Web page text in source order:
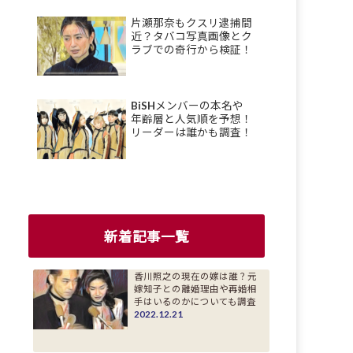
片瀬那奈もクスリ逮捕間
近？タバコ写真画像とク
ラブでの奇行から検証！
BiSHメンバーの本名や
年齢層と人気順を予想！
リーダーは誰かも調査！
新着記事一覧
香川照之の現在の嫁は誰？元
嫁知子との離婚理由や再婚相
手はいるのかについても調査
2022.12.21